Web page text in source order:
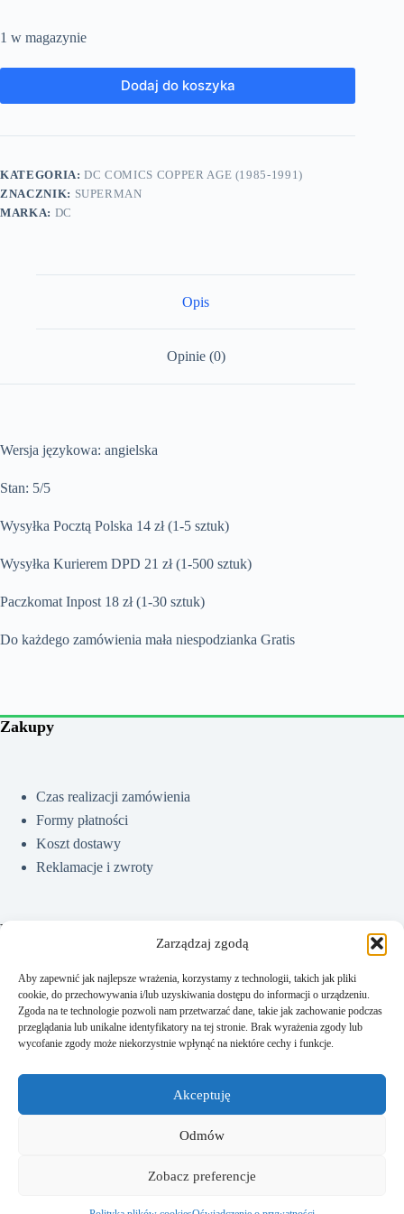
Zarządzaj zgodą
Aby zapewnić jak najlepsze wrażenia, korzystamy z technologii, takich jak pliki
cookie, do przechowywania i/lub uzyskiwania dostępu do informacji o urządzeniu.
Zgoda na te technologie pozwoli nam przetwarzać dane, takie jak zachowanie podczas
przeglądania lub unikalne identyfikatory na tej stronie. Brak wyrażenia zgody lub
wycofanie zgody może niekorzystnie wpłynąć na niektóre cechy i funkcje.
Akceptuję
Odmów
Zobacz preferencje
1 w magazynie
Dodaj do koszyka
KATEGORIA:DC COMICS COPPER AGE (1985-1991)
ZNACZNIK: SUPERMAN
MARKA: DC
Opis
Opinie (0)
Wersja językowa: angielska
Stan: 5/5
Wysyłka Pocztą Polska 14 zł (1-5 sztuk)
Wysyłka Kurierem DPD 21 zł (1-500 sztuk)
Paczkomat Inpost 18 zł (1-30 sztuk)
Do każdego zamówienia mała niespodzianka Gratis
Zakupy
Czas realizacji zamówienia
Formy płatności
Koszt dostawy
Reklamacje i zwroty
Pomoc
Jak kupować?
Częste pytania
Polityka prywatności